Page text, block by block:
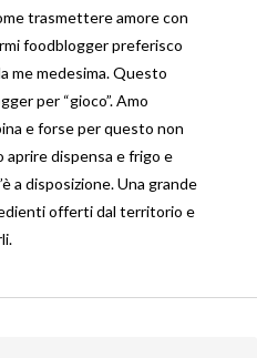
trasmettere amore con
foodblogger preferisco
me medesima. Questo
per “gioco”. Amo
e forse per questo non
aprire dispensa e frigo e
a disposizione. Una grande
offerti dal territorio e